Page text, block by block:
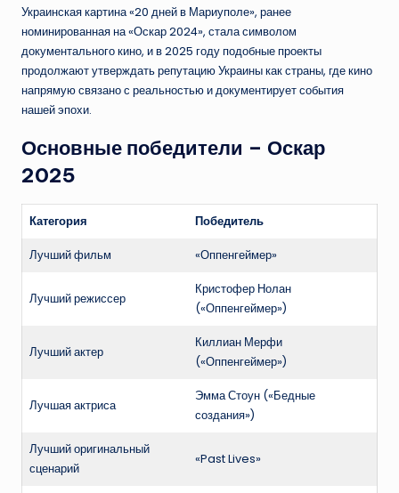
Украинская картина «20 дней в Мариуполе», ранее
номинированная на «Оскар 2024», стала символом
документального кино, и в 2025 году подобные проекты
продолжают утверждать репутацию Украины как страны, где кино
напрямую связано с реальностью и документирует события
нашей эпохи.
Основные победители – Оскар
2025
Категория Победитель
Лучший фильм «Оппенгеймер»
Лучший режиссер
Кристофер Нолан
(«Оппенгеймер»)
Лучший актер
Киллиан Мерфи
(«Оппенгеймер»)
Лучшая актриса
Эмма Стоун («Бедные
создания»)
Лучший оригинальный
сценарий
«Past Lives»